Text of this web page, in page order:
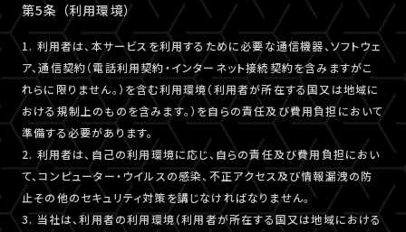
第5条 （利用環境）
1. 利用者は、本サービスを利用するために必要な通信機器、ソフトウェ
ア、通信契約（電話利用契約・インターネット接続契約を含みますがこ
れらに限りません。）を含む利用環境（利用者が所在する国又は地域に
おける規制上のものを含みます。）を自らの責任及び費用負担において
準備する必要があります。
2. 利用者は、自己の利用環境に応じ、自らの責任及び費用負担におい
て、コンピューター・ウイルスの感染、不正アクセス及び情報漏洩の防
止その他のセキュリティ対策を講じなければなりません。
3. 当社は、利用者の利用環境（利用者が所在する国又は地域における